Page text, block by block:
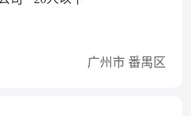
广州市 番禺区